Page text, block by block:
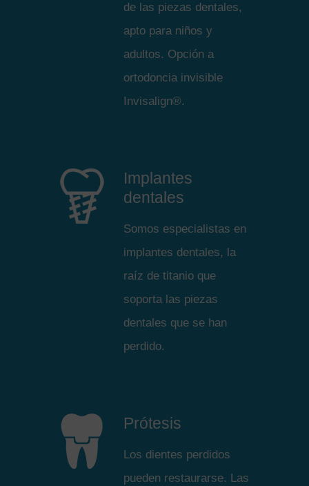
de las piezas dentales,
apto para niños y
adultos. Opción a
ortodoncia invisible
Invisalign®.
Implantes
dentales
Somos especialistas en
implantes dentales, la
raíz de titanio que
soporta las piezas
dentales que se han
perdido.
Prótesis
Los dientes perdidos
pueden restaurarse. Las